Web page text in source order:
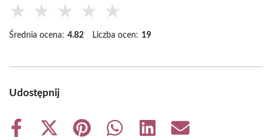
★ ★ ★ ★ ★
Średnia ocena: 4.82 Liczba ocen: 19
Udostępnij
Share
Share
Share
Share
Share
Share